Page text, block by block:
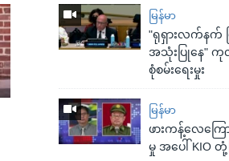
မြန်မာ
"ရုရှားလက်နက်
အသုံးပြုနေ"
စုံစမ်းရေးမှုး
မြန်မာ
ဖားကန့်လေကြ
မှု အပေါ် KIO တုံ့